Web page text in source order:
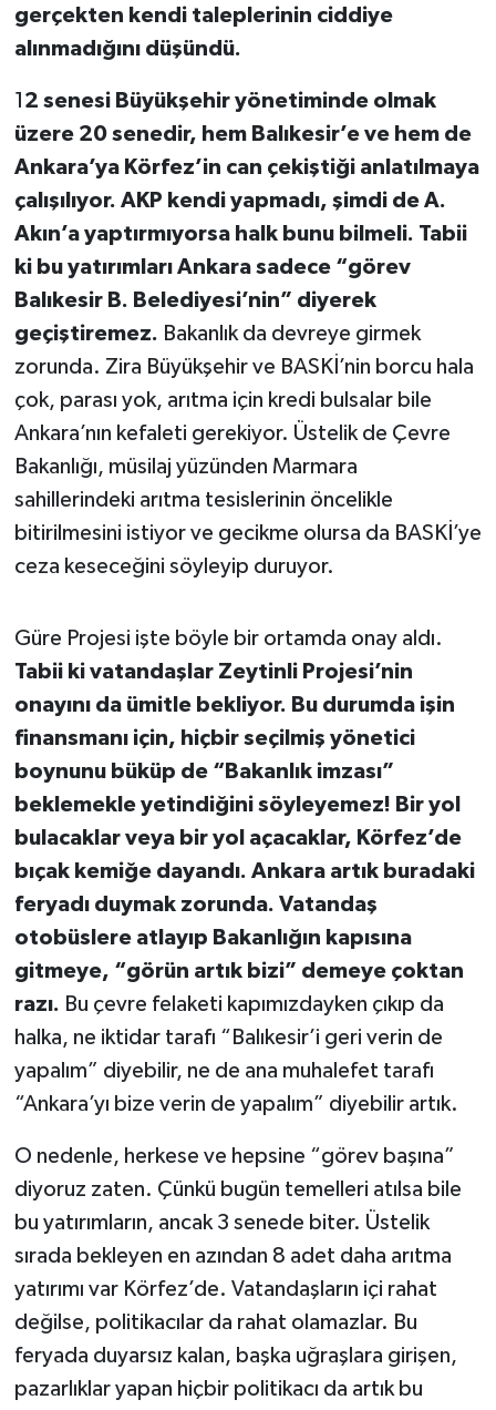
gerçekten kendi taleplerinin ciddiye
alınmadığını düşündü.
1 2 senesi Büyükşehir yönetiminde olmak
üzere 20 senedir, hem Balıkesir’e ve hem de
Ankara’ya Körfez’in can çekiştiği anlatılmaya
çalışılıyor. AKP kendi yapmadı, şimdi de A.
Akın’a yaptırmıyorsa halk bunu bilmeli. Tabii
ki bu yatırımları Ankara sadece “görev
Balıkesir B. Belediyesi’nin” diyerek
geçiştiremez. Bakanlık da devreye girmek
zorunda. Zira Büyükşehir ve BASKİ’nin borcu hala
çok, parası yok, arıtma için kredi bulsalar bile
Ankara’nın kefaleti gerekiyor. Üstelik de Çevre
Bakanlığı, müsilaj yüzünden Marmara
sahillerindeki arıtma tesislerinin öncelikle
bitirilmesini istiyor ve gecikme olursa da BASKİ’ye
ceza keseceğini söyleyip duruyor.
Güre Projesi işte böyle bir ortamda onay aldı.
Tabii ki vatandaşlar Zeytinli Projesi’nin
onayını da ümitle bekliyor. Bu durumda işin
finansmanı için, hiçbir seçilmiş yönetici
boynunu büküp de “Bakanlık imzası”
beklemekle yetindiğini söyleyemez! Bir yol
bulacaklar veya bir yol açacaklar, Körfez’de
bıçak kemiğe dayandı. Ankara artık buradaki
feryadı duymak zorunda. Vatandaş
otobüslere atlayıp Bakanlığın kapısına
gitmeye, “görün artık bizi” demeye çoktan
razı. Bu çevre felaketi kapımızdayken çıkıp da
halka, ne iktidar tarafı “Balıkesir’i geri verin de
yapalım” diyebilir, ne de ana muhalefet tarafı
“Ankara’yı bize verin de yapalım” diyebilir artık.
O nedenle, herkese ve hepsine “görev başına”
diyoruz zaten. Çünkü bugün temelleri atılsa bile
bu yatırımların, ancak 3 senede biter. Üstelik
sırada bekleyen en azından 8 adet daha arıtma
yatırımı var Körfez’de. Vatandaşların içi rahat
değilse, politikacılar da rahat olamazlar. Bu
feryada duyarsız kalan, başka uğraşlara girişen,
pazarlıklar yapan hiçbir politikacı da artık bu